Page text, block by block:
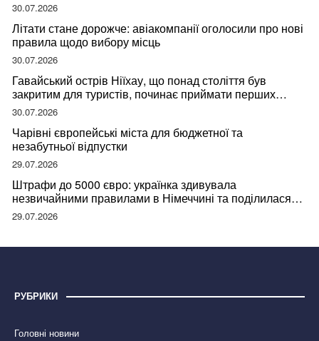
30.07.2026
Літати стане дорожче: авіакомпанії оголосили про нові
правила щодо вибору місць
30.07.2026
Гавайський острів Ніїхау, що понад століття був
закритим для туристів, починає приймати перших
відвідувачів
30.07.2026
Чарівні європейські міста для бюджетної та
незабутньої відпустки
29.07.2026
Штрафи до 5000 євро: українка здивувала
незвичайними правилами в Німеччині та поділилася
правдою
29.07.2026
РУБРИКИ
Головні новини